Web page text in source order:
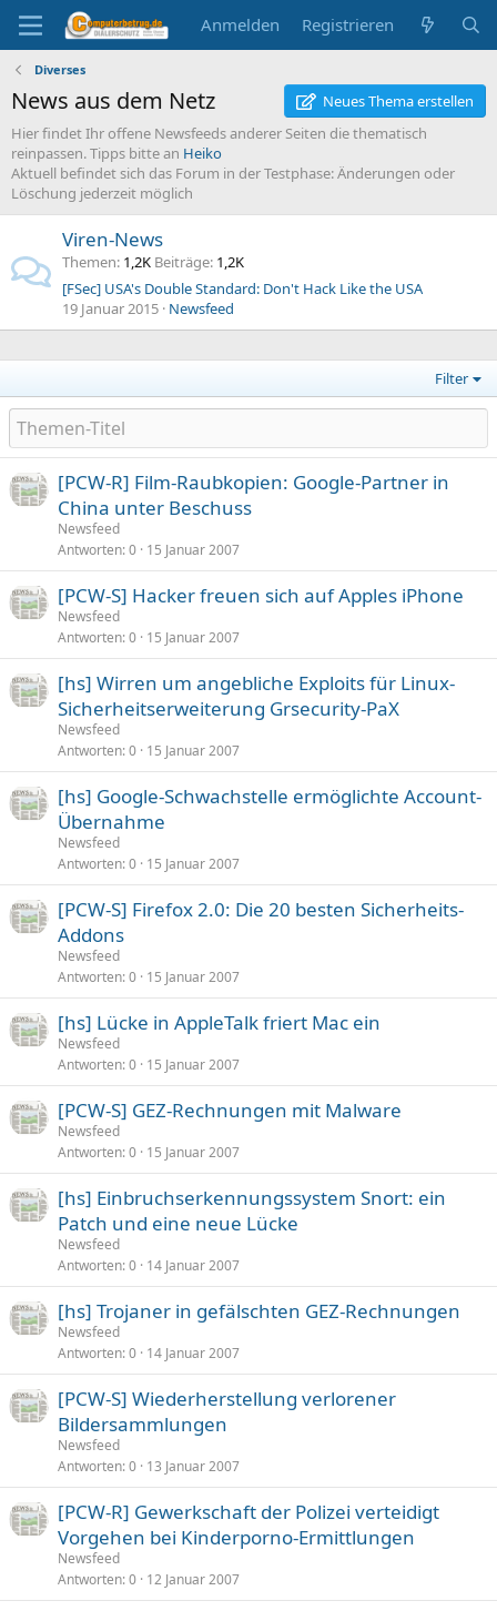
Anmelden Registrieren
Diverses
News aus dem Netz
Neues Thema erstellen
Hier findet Ihr offene Newsfeeds anderer Seiten die thematisch
reinpassen. Tipps bitte an Heiko
Aktuell befindet sich das Forum in der Testphase: Änderungen oder
Löschung jederzeit möglich
Viren-News
Themen 1,2K Beiträge 1,2K
[FSec] USA's Double Standard: Don't Hack Like the USA
19 Januar 2015 Newsfeed
Filter
[PCW-R] Film-Raubkopien: Google-Partner in
China unter Beschuss
Newsfeed
Antworten 0 15 Januar 2007
[PCW-S] Hacker freuen sich auf Apples iPhone
Newsfeed
Antworten 0 15 Januar 2007
[hs] Wirren um angebliche Exploits für Linux-
Sicherheitserweiterung Grsecurity-PaX
Newsfeed
Antworten 0 15 Januar 2007
[hs] Google-Schwachstelle ermöglichte Account-
Übernahme
Newsfeed
Antworten 0 15 Januar 2007
[PCW-S] Firefox 2.0: Die 20 besten Sicherheits-
Addons
Newsfeed
Antworten 0 15 Januar 2007
[hs] Lücke in AppleTalk friert Mac ein
Newsfeed
Antworten 0 15 Januar 2007
[PCW-S] GEZ-Rechnungen mit Malware
Newsfeed
Antworten 0 15 Januar 2007
[hs] Einbruchserkennungssystem Snort: ein
Patch und eine neue Lücke
Newsfeed
Antworten 0 14 Januar 2007
[hs] Trojaner in gefälschten GEZ-Rechnungen
Newsfeed
Antworten 0 14 Januar 2007
[PCW-S] Wiederherstellung verlorener
Bildersammlungen
Newsfeed
Antworten 0 13 Januar 2007
[PCW-R] Gewerkschaft der Polizei verteidigt
Vorgehen bei Kinderporno-Ermittlungen
Newsfeed
Antworten 0 12 Januar 2007